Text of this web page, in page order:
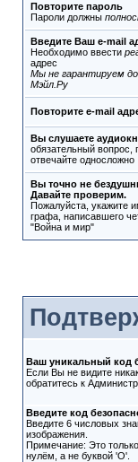
Повторите пароль
Пароли должны
Введите Ваш e-mail
Необходимо ввести
адрес
Мы не гарантируем
Мэйл.Ру
Повторите e-mail
Вы слушаете
обязательный вопрос,
отвечайте односложно
Вы точно не
Давайте проверим.
Пожалуйста, укажите
графа, написавшего
"Война и мир"
Ваш уникальный код
Если Вы не видите
обратитесь к
Введите код
Введите 6 числовых
изображения.
Примечание: Это
нулём, а не буквой 'O'.